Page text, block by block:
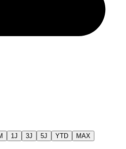
1J 3J 5J YTD MAX